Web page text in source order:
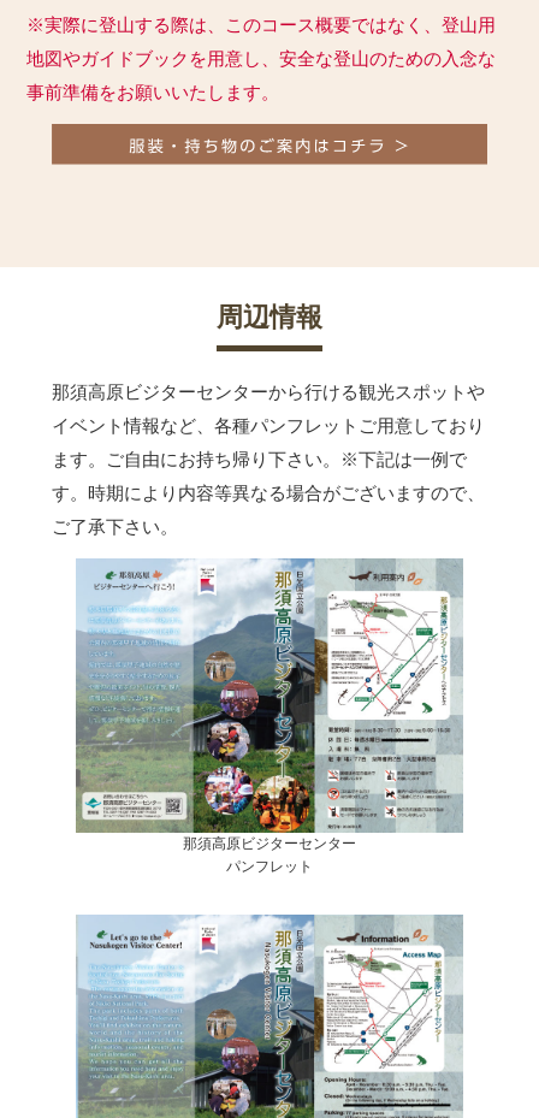
※実際に登山する際は、このコース概要ではなく、登山用
地図やガイドブックを用意し、安全な登山のための入念な
事前準備をお願いいたします。
周辺情報
那須高原ビジターセンターから行ける観光スポットや
イベント情報など、各種パンフレットご用意しており
ます。ご自由にお持ち帰り下さい。
※下記は一例で
す。時期により内容等異なる場合がございますので、
ご了承下さい。
那須高原ビジターセンター
パンフレット